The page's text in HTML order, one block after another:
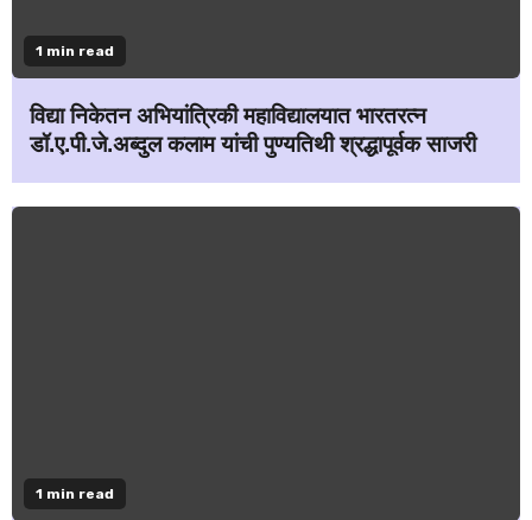
1 min read
विद्या निकेतन अभियांत्रिकी महाविद्यालयात भारतरत्न
डॉ.ए.पी.जे.अब्दुल कलाम यांची पुण्यतिथी श्रद्धापूर्वक साजरी
1 min read